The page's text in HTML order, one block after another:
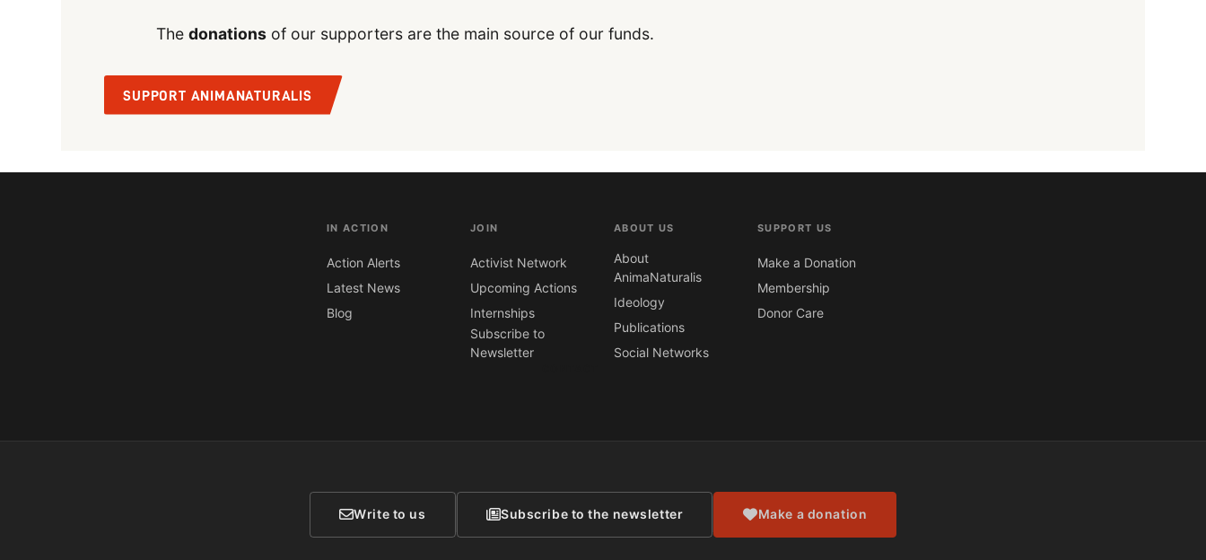
The donationsof our supporters are the main source of our funds.
SUPPORT ANIMANATURALIS
IN ACTION
Action Alerts
Latest News
Blog
JOIN
Activist Network
Upcoming Actions
Internships
Subscribe to
Newsletter
ABOUT US
About
AnimaNaturalis
Ideology
Publications
Social Networks
SUPPORT US
Make a Donation
Membership
Donor Care
Write to us Subscribe to the newsletter Make a donation